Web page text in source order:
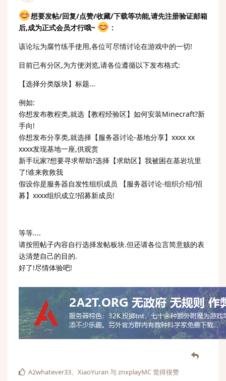
想要发帖/回复/点赞/收藏/下载等功能,请先注册验证邮箱
后,成为正式会员才行哦~
:
该论坛为腐竹练手使用,各位可尽情讨论在游戏中的一切!
目前已有分区,为方便浏览,请各位遵循以下发布格式:
【选择分类版块】标题...
例如:
你想发布教程类,就选【教程经验区】如何安装Minecraft?新
手向!
你想发布分享类,就选择【服务器讨论-基地分享】xxxx xx
xxxx发现基地一座,供观赏
新手玩家?想要寻求帮助?选择【求助区】我被困在基岩坑里
了!谁来救救我
假设你是服务器自发性组织成员 【服务器讨论-组织介绍/招
募】xxxx组织成立!招募新成员!
等等....
请按照帖子内容自行选择发帖板块.但还请各位言简意赅的表
达清楚自己的目的.
好了!尽情体验吧!
A2whatever33、 XiaoYuran 与znxplayMC觉得很赞